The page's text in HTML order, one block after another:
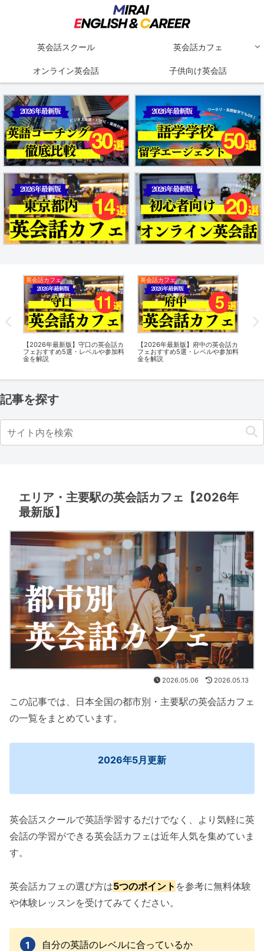
英会話スクール 英会話カフェ
オンライン英会話 子供向け英会話
英会話カフェ
【2026年最新版】寝屋川の英会話
カフェおすすめ11選・レベルや参
加料金を解説
英会話カフェ
【2026年最新版】大崎の英会話カ
フェおすすめ5選・レベルや参加料
金を解説
記事を探す
エリア・主要駅の英会話カフェ【2026年
最新版】
2026.05.06 2026.05.13
この記事では、日本全国の都市別・主要駅の英会話カフェ
の一覧をまとめています。
2026年5月更新
英会話スクールで英語学習するだけでなく、より気軽に英
会話の学習ができる英会話カフェは近年人気を集めていま
す。
英会話カフェの選び方は5つのポイント を参考に無料体験
や体験レッスンを受けてみてください。
自分の英語のレベルに合っているか